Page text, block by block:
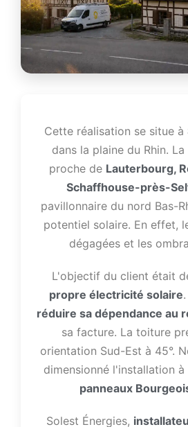
Cette réalisation se situe à
dans la plaine du Rhin.
proche de Lauterbourg,
Schaffhouse-près-
pavillonnaire du nord Bas-
potentiel solaire. En effet,
dégagées et les
L'objectif du client était
propre électricité solaire
réduire sa dépendance au
sa facture. La toiture
orientation Sud-Est à 45°.
dimensionné l'installation à
panneaux
Solest Énergies,